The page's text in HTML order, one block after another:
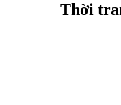
Thời